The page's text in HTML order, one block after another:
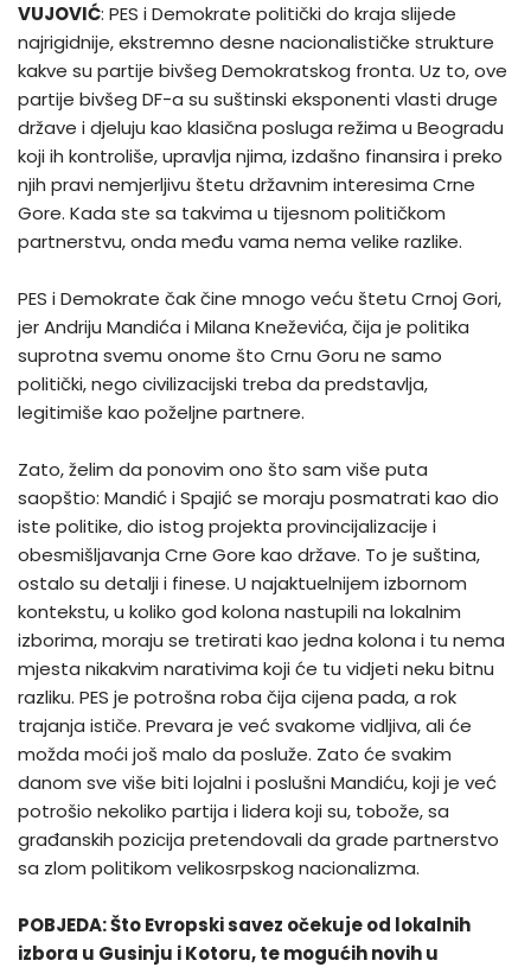
VUJOVIĆ: PES i Demokrate politički do kraja slijede
najrigidnije, ekstremno desne nacionalističke strukture
kakve su partije bivšeg Demokratskog fronta. Uz to, ove
partije bivšeg DF-a su suštinski eksponenti vlasti druge
države i djeluju kao klasična posluga režima u Beogradu
koji ih kontroliše, upravlja njima, izdašno finansira i preko
njih pravi nemjerljivu štetu državnim interesima Crne
Gore. Kada ste sa takvima u tijesnom političkom
partnerstvu, onda među vama nema velike razlike.
PES i Demokrate čak čine mnogo veću štetu Crnoj Gori,
jer Andriju Mandića i Milana Kneževića, čija je politika
suprotna svemu onome što Crnu Goru ne samo
politički, nego civilizacijski treba da predstavlja,
legitimiše kao poželjne partnere.
Zato, želim da ponovim ono što sam više puta
saopštio: Mandić i Spajić se moraju posmatrati kao dio
iste politike, dio istog projekta provincijalizacije i
obesmišljavanja Crne Gore kao države. To je suština,
ostalo su detalji i finese. U najaktuelnijem izbornom
kontekstu, u koliko god kolona nastupili na lokalnim
izborima, moraju se tretirati kao jedna kolona i tu nema
mjesta nikakvim narativima koji će tu vidjeti neku bitnu
razliku. PES je potrošna roba čija cijena pada, a rok
trajanja ističe. Prevara je već svakome vidljiva, ali će
možda moći još malo da posluže. Zato će svakim
danom sve više biti lojalni i poslušni Mandiću, koji je već
potrošio nekoliko partija i lidera koji su, tobože, sa
građanskih pozicija pretendovali da grade partnerstvo
sa zlom politikom velikosrpskog nacionalizma.
POBJEDA: Što Evropski savez očekuje od lokalnih
izbora u Gusinju i Kotoru, te mogućih novih u